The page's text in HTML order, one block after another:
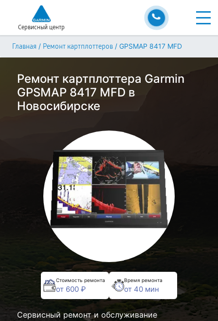
Сервисный центр
Главная / Ремонт картплоттеров / GPSMAP 8417 MFD
Ремонт картплоттера Garmin
GPSMAP 8417 MFD в
Новосибирске
Стоимость ремонта
от 600 ₽
Время ремонта
от 40 мин
Сервисный ремонт и обслуживание